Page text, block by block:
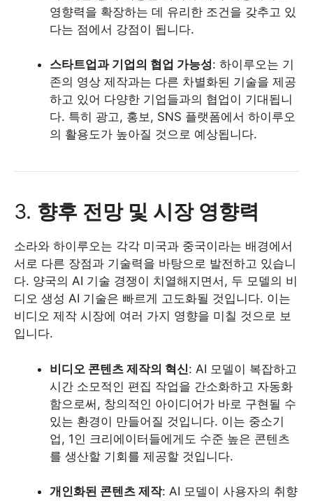
영향력을 확장하는 데 유리한 조건을 갖추고 있
다는 점에서 강점이 됩니다.
스타트업과 기업의 협업 가능성: 하이루오는 기
존의 영상 제작과는 다른 차별화된 기술을 제공
하고 있어 다양한 기업들과의 협업이 기대됩니
다. 특히 광고, 홍보, SNS 플랫폼에서 하이루오
의 활용도가 높아질 것으로 예상됩니다.
3. 향후 전망 및 시장 영향력
소라와 하이루오는 각각 미국과 중국이라는 배경에서
서로 다른 장점과 기술력을 바탕으로 발전하고 있습니
다. 양국의 AI 기술 경쟁이 치열해지면서, 두 모델의 비
디오 생성 AI 기술은 빠르게 고도화될 것입니다. 이는
비디오 제작 시장에 여러 가지 영향을 미칠 것으로 보
입니다.
비디오 콘텐츠 제작의 혁신: AI 모델이 복잡하고
시간 소모적인 편집 작업을 간소화하고 자동화
함으로써, 창의적인 아이디어가 바로 구현될 수
있는 환경이 만들어질 것입니다. 이는 중소기
업, 1인 크리에이터들에게도 수준 높은 콘텐츠
를 생산할 기회를 제공할 것입니다.
개인화된 콘텐츠 제작: AI 모델이 사용자의 취향